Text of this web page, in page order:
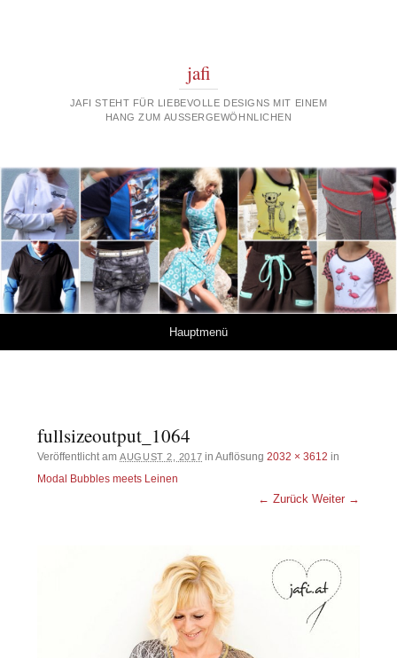
jafi
JAFI STEHT FÜR LIEBEVOLLE DESIGNS MIT EINEM
HANG ZUM AUSSERGEWÖHNLICHEN
Hauptmenü
fullsizeoutput_1064
Veröffentlicht amAUGUST 2, 2017 in Auflösung2032 × 3612 in
Modal Bubbles meets Leinen
← Zurück Weiter →